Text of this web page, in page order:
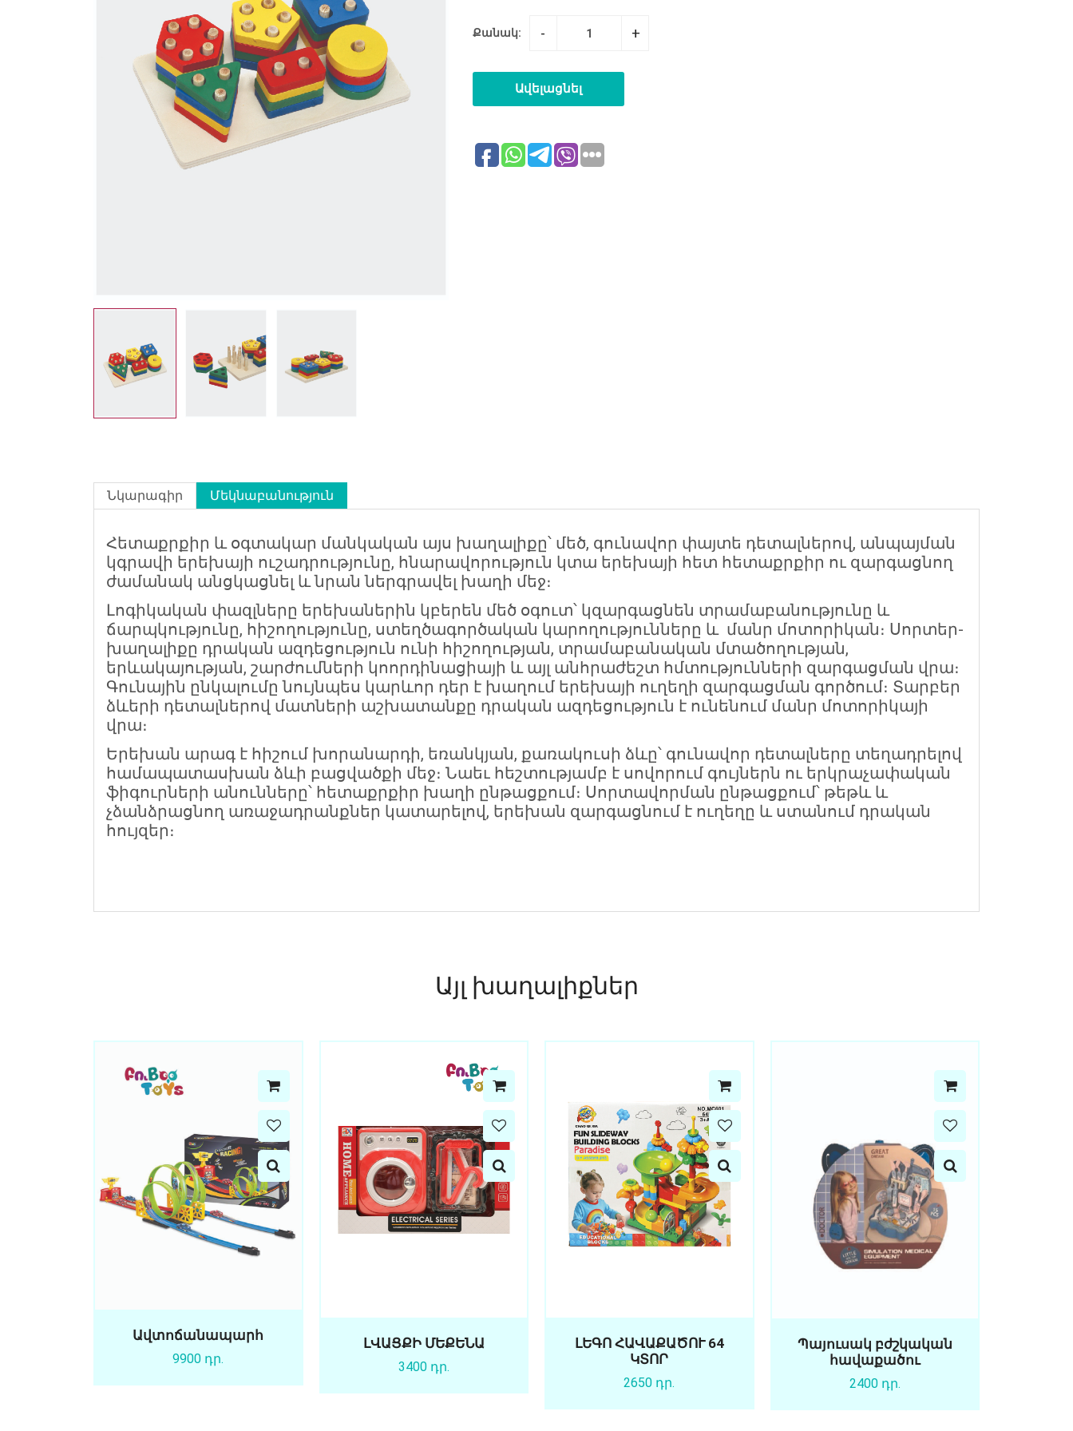
Քանակ: - +
Ավելացնել
Նկարագիր Մեկնաբանություն
Հետաքրքիր և օգտակար մանկական այս խաղալիքը՝ մեծ, գունավոր փայտե դետալներով, անպայման
կգրավի երեխայի ուշադրությունը, հնարավորություն կտա երեխայի հետ հետաքրքիր ու զարգացնող
ժամանակ անցկացնել և նրան ներգրավել խաղի մեջ։
Լոգիկական փազլները երեխաներին կբերեն մեծ օգուտ՝ կզարգացնեն տրամաբանությունը և
ճարպկությունը, հիշողությունը, ստեղծագործական կարողությունները և մանր մոտորիկան։ Սորտեր-
խաղալիքը դրական ազդեցություն ունի հիշողության, տրամաբանական մտածողության,
երևակայության, շարժումների կոորդինացիայի և այլ անհրաժեշտ հմտությունների զարգացման վրա։
Գունային ընկալումը նույնպես կարևոր դեր է խաղում երեխայի ուղեղի զարգացման գործում։ Տարբեր
ձևերի դետալներով մատների աշխատանքը դրական ազդեցություն է ունենում մանր մոտորիկայի
վրա։
Երեխան արագ է հիշում խորանարդի, եռանկյան, քառակուսի ձևը՝ գունավոր դետալները տեղադրելով
համապատասխան ձևի բացվածքի մեջ։ Նաեւ հեշտությամբ է սովորում գույներն ու երկրաչափական
ֆիգուրների անունները՝ հետաքրքիր խաղի ընթացքում։ Սորտավորման ընթացքում՝ թեթև և
չձանձրացնող առաջադրանքներ կատարելով, երեխան զարգացնում է ուղեղը և ստանում դրական
հույզեր։
Այլ խաղալիքներ
Ավտոճանապարհ
9900 դր.
ԼՎԱՑՔԻ ՄԵՔԵՆԱ
3400 դր.
ԼԵԳՈ ՀԱՎԱՔԱԾՈՒ 64
ԿՏՈՐ
2650 դր.
Պայուսակ բժշկական
հավաքածու
2400 դր.